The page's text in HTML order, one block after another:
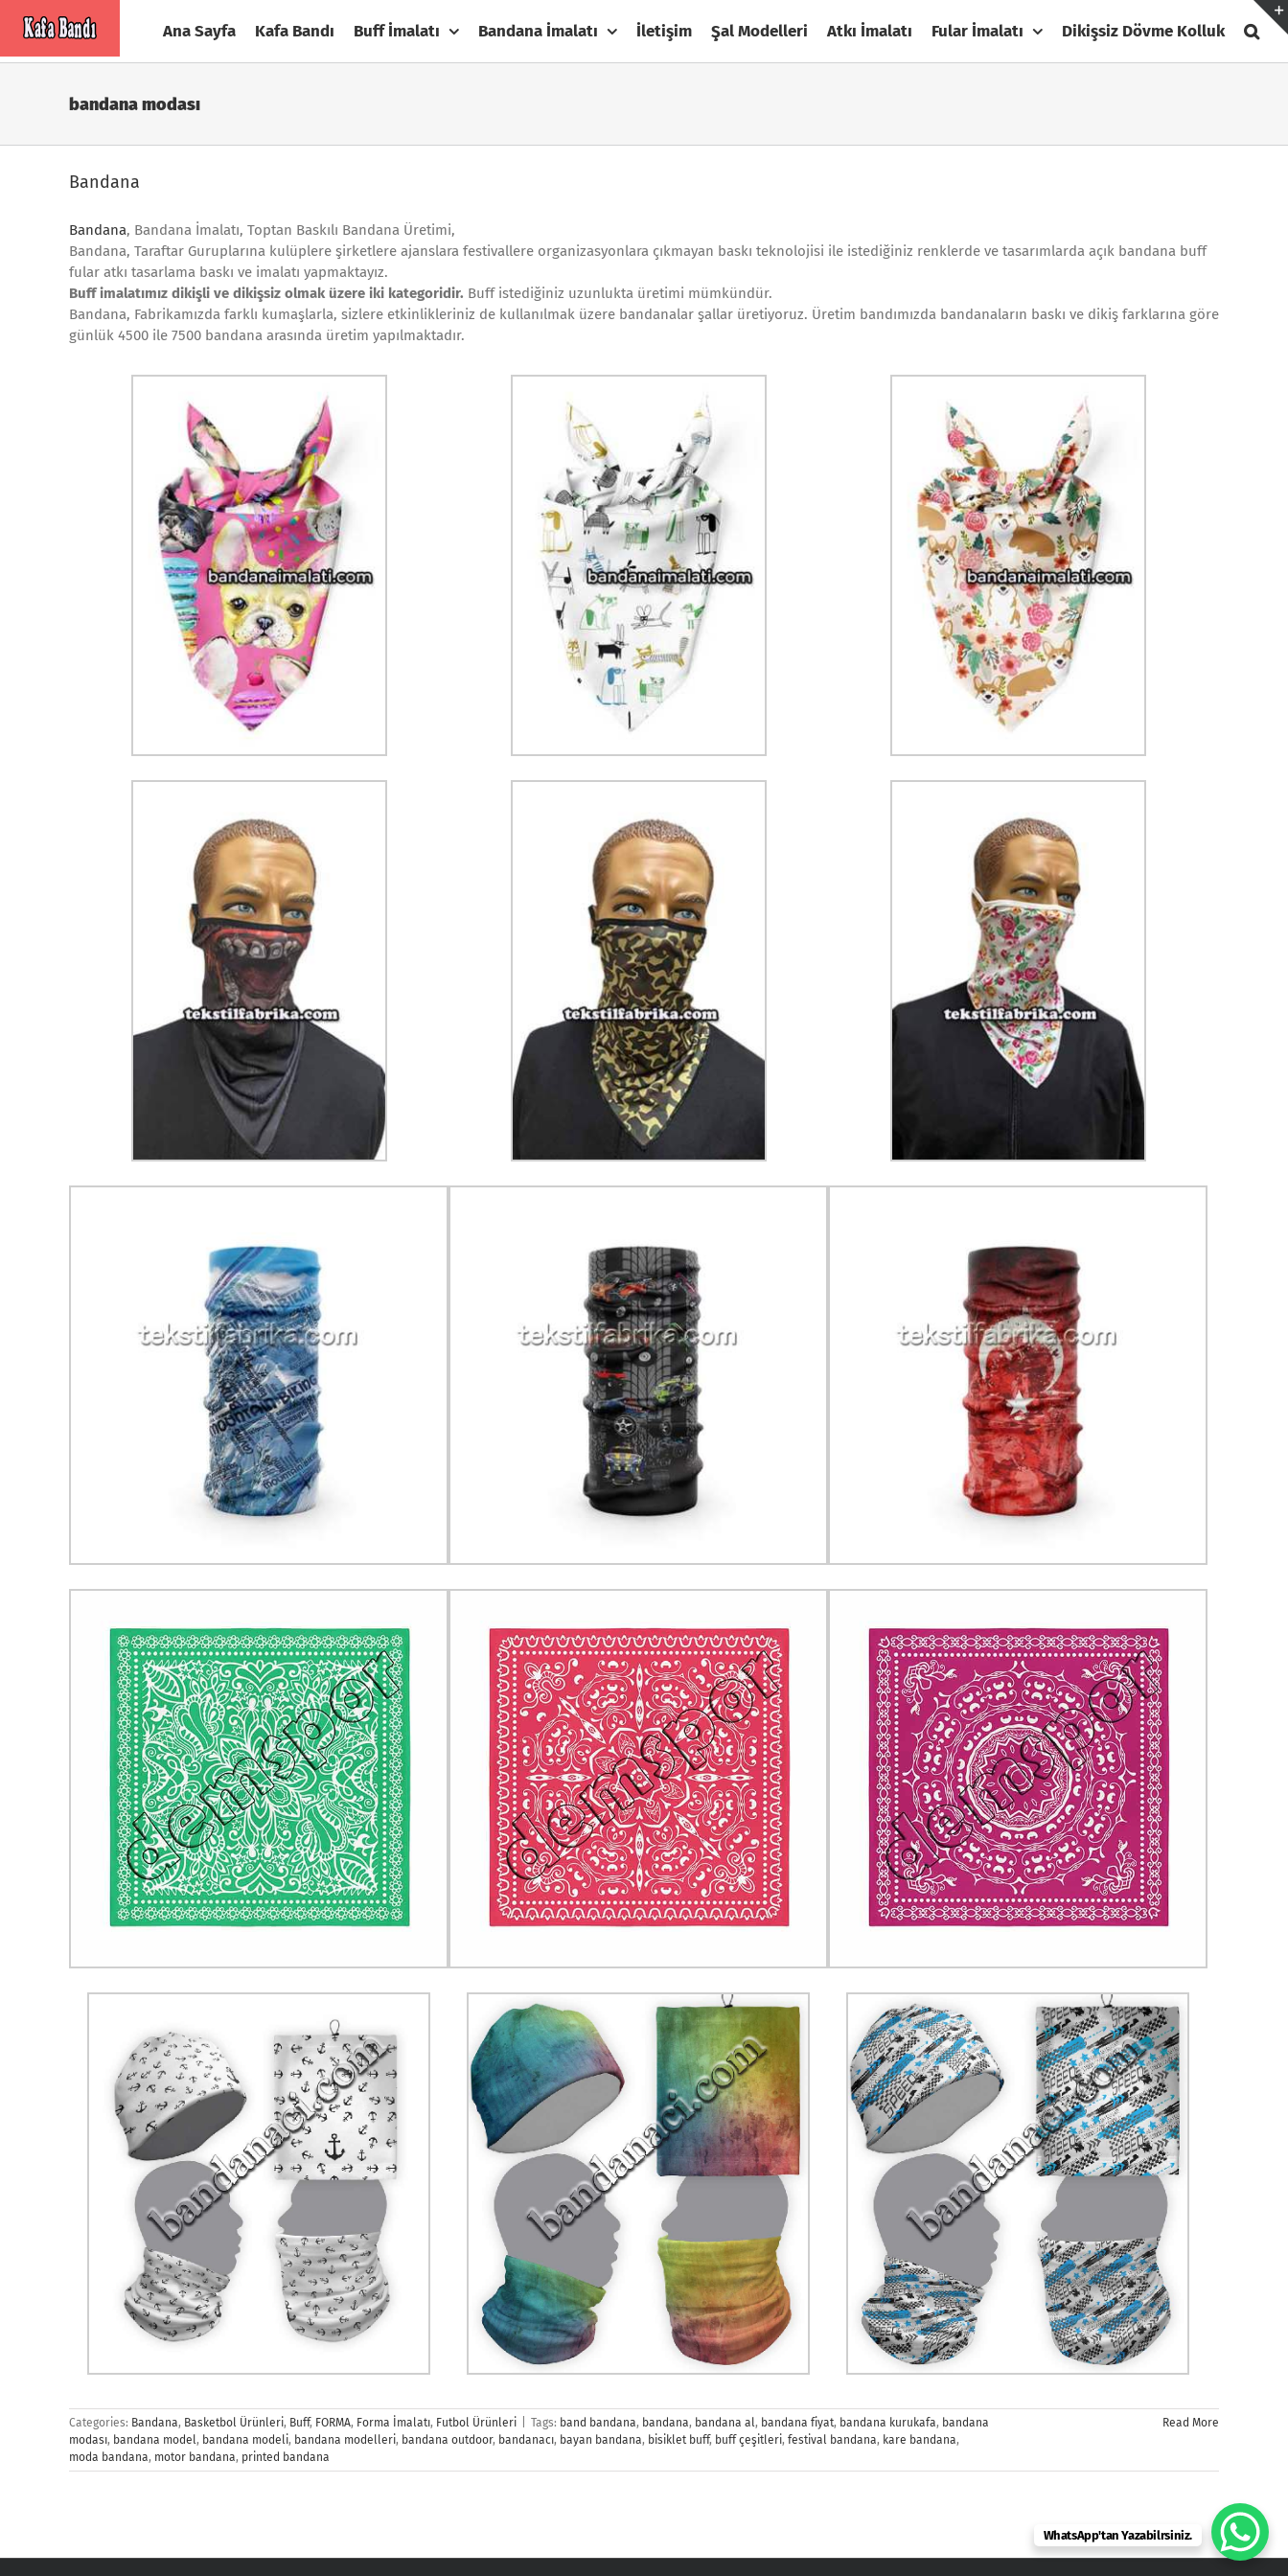
Ana Sayfa Kafa Bandı Buff İmalatı Bandana İmalatı İletişim Şal Modelleri Atkı İmalatı Fular İmalatı Dikişsiz Dövme Kolluk
bandana modası
Bandana
Bandana, Bandana İmalatı, Toptan Baskılı Bandana Üretimi,
Bandana, Taraftar Guruplarına kulüplere şirketlere ajanslara festivallere organizasyonlara çıkmayan baskı teknolojisi ile istediğiniz renklerde ve tasarımlarda açık bandana buff
fular atkı tasarlama baskı ve imalatı yapmaktayız.
Buff imalatımız dikişli ve dikişsiz olmak üzere iki kategoridir. Buff istediğiniz uzunlukta üretimi mümkündür.
Bandana, Fabrikamızda farklı kumaşlarla, sizlere etkinlikleriniz de kullanılmak üzere bandanalar şallar üretiyoruz. Üretim bandımızda bandanaların baskı ve dikiş farklarına göre
günlük 4500 ile 7500 bandana arasında üretim yapılmaktadır.
Categories: Bandana, Basketbol Ürünleri, Buff, FORMA, Forma İmalatı, Futbol Ürünleri Tags: band bandana, bandana, bandana al, bandana fiyat, bandana kurukafa, bandana
modası, bandana model, bandana modeli, bandana modelleri, bandana outdoor, bandanacı, bayan bandana, bisiklet buff, buff çeşitleri, festival bandana, kare bandana,
moda bandana, motor bandana, printed bandana
Read More
WhatsApp'tan Yazabilrsiniz.